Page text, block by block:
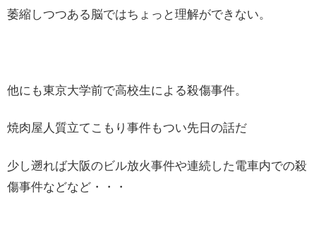
萎縮しつつある脳ではちょっと理解ができない。
他にも東京大学前で高校生による殺傷事件。
焼肉屋人質立てこもり事件もつい先日の話だ
少し遡れば大阪のビル放火事件や連続した電車内での殺
傷事件などなど・・・